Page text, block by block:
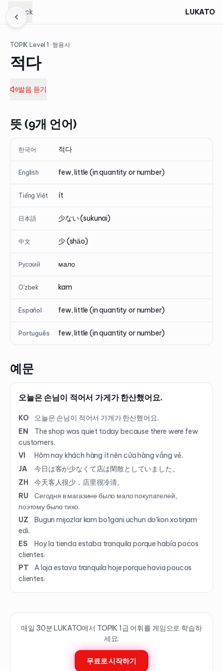
Back LUKATO
TOPIK Level1 · 형용사
적다
발음 듣기
뜻 (9개 언어)
한국어 적다
English few, little (in quantity or number)
Tiếng Việt ít
日本語 少ない (sukunai)
中文 少 (shǎo)
Русский мало
O'zbek kam
Español few, little (in quantity or number)
Português few, little (in quantity or number)
예문
오늘은 손님이 적어서 가게가 한산했어요.
KO
오늘은 손님이 적어서 가게가 한산했어요.
EN
The shop was quiet today because there were few
customers.
VI
Hôm nay khách hàng ít nên cửa hàng vắng vẻ.
JA
今日は客が少なくて店は閑散としていました。
ZH
今天客人很少，店里很冷清。
RU
Сегодня в магазине было мало покупателей,
поэтому было тихо.
UZ
Bugun mijozlar kam bo'lgani uchun do'kon xotirjam
edi.
ES
Hoy la tienda estaba tranquila porque había pocos
clientes.
PT
A loja estava tranquila hoje porque havia poucos
clientes.
매일 30분 LUKATO에서 TOPIK 1급 어휘를 게임으로 학습하
세요.
무료로 시작하기